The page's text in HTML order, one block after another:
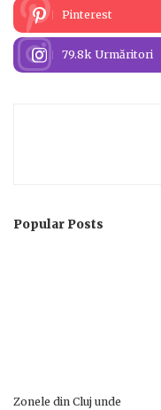
Pinterest
79.8k Urmăritori
Popular Posts
Zonele din Cluj unde